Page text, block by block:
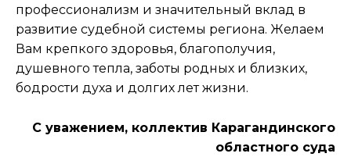
профессионализм и значительный вклад в
развитие судебной системы региона. Желаем
Вам крепкого здоровья, благополучия,
душевного тепла, заботы родных и близких,
бодрости духа и долгих лет жизни.
С уважением, коллектив Карагандинского
областного суда